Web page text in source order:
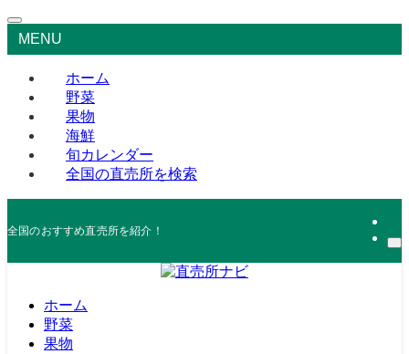
MENU
ホーム
野菜
果物
海鮮
旬カレンダー
全国の直売所を検索
全国のおすすめ直売所を紹介！
ホーム
野菜
果物